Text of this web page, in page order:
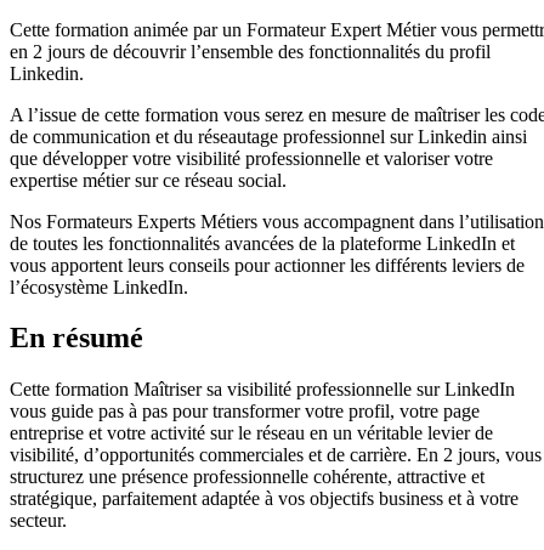
Cette formation animée par un Formateur Expert Métier vous
en 2 jours de découvrir l’ensemble des fonctionnalités du profil
Linkedin.
A l’issue de cette formation vous serez en mesure de maîtriser les
de communication et du réseautage professionnel sur Linkedin ainsi
que développer votre visibilité professionnelle et valoriser votre
expertise métier sur ce réseau social.
Nos Formateurs Experts Métiers vous accompagnent dans l’utilisation
de toutes les fonctionnalités avancées de la plateforme LinkedIn et
vous apportent leurs conseils pour actionner les différents leviers de
l’écosystème LinkedIn.
En résumé
Cette formation Maîtriser sa visibilité professionnelle sur LinkedIn
vous guide pas à pas pour transformer votre profil, votre page
entreprise et votre activité sur le réseau en un véritable levier de
visibilité, d’opportunités commerciales et de carrière. En 2 jours, vous
structurez une présence professionnelle cohérente, attractive et
stratégique, parfaitement adaptée à vos objectifs business et à votre
secteur.